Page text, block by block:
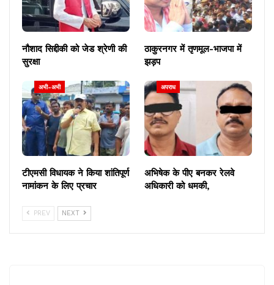
नौशाद सिद्दीकी को जेड श्रेणी की
सुरक्षा
ठाकुरनगर में तृणमूल-भाजपा में
झड़प
अभी-अभी
टीएमसी विधायक ने किया शांतिपूर्ण
नामांकन के लिए प्रचार
अपराध
अभिषेक के पीए बनकर रेलवे
अधिकारी को धमकी,
PREV NEXT